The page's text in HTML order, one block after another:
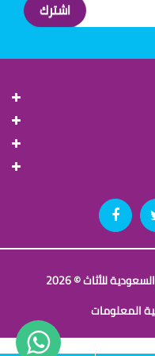
اشترك
للأثاث © 2026
المعلومات